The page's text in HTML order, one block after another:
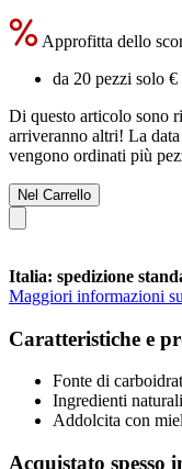
Approfitta dello
da 20 pezzi solo €
Di questo articolo sono
arriveranno altri! La
vengono ordinati più
Nel Carrello
Italia: spedizione
Maggiori informazioni
Caratteristiche e
Fonte di
Ingredienti naturali
Addolcita con
Acquistato spesso